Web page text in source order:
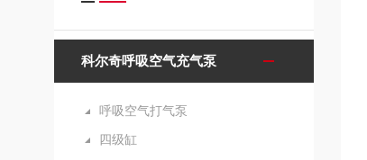
科尔奇呼吸空气充气泵
呼吸空气打气泵
四级缸